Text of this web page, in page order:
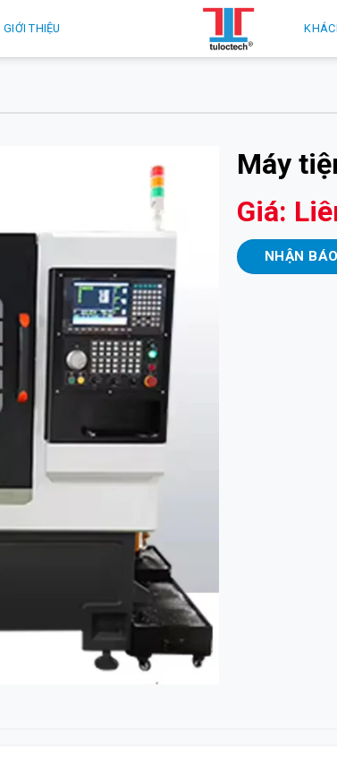
GIỚI THIỆU
Máy
Giá:
NHẬN